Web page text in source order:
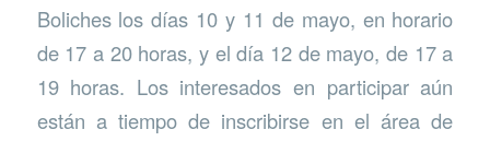
Boliches los días 10 y 11 de mayo, en horario
de 17 a 20 horas, y el día 12 de mayo, de 17 a
19 horas. Los interesados en participar aún
están a tiempo de inscribirse en el área de